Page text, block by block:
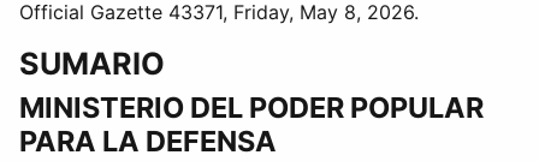
Official Gazette 43371, Friday, May 8, 2026.
SUMARIO
MINISTERIO DEL PODER POPULAR
PARA LA DEFENSA